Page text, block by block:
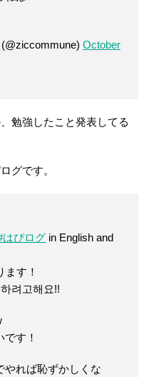
October
勉強したこと発表してる
グです。
はぴログ in English and
ます！
려고해요!!
す！
やれば恥ずかしくな